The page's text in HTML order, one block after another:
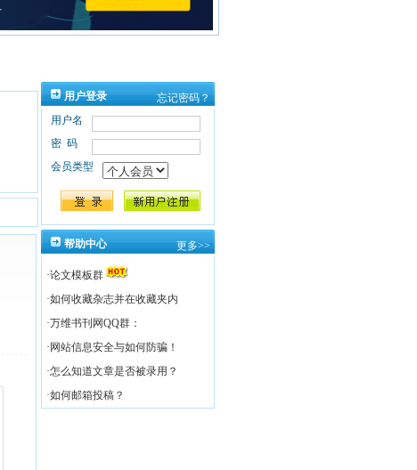
用户登录
忘记密码？
用户名
密码
会员类型
帮助中心 更多>>
·论文模板群
·如何收藏杂志并在收藏夹内
·万维书刊网QQ群：
· 网站信息安全与如何防骗！
·怎么知道文章是否被录用？
·如何邮箱投稿？